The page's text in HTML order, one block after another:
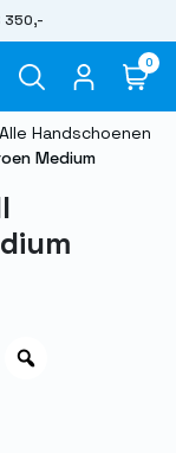
350,-
0
Alle Handschoenen
Medium